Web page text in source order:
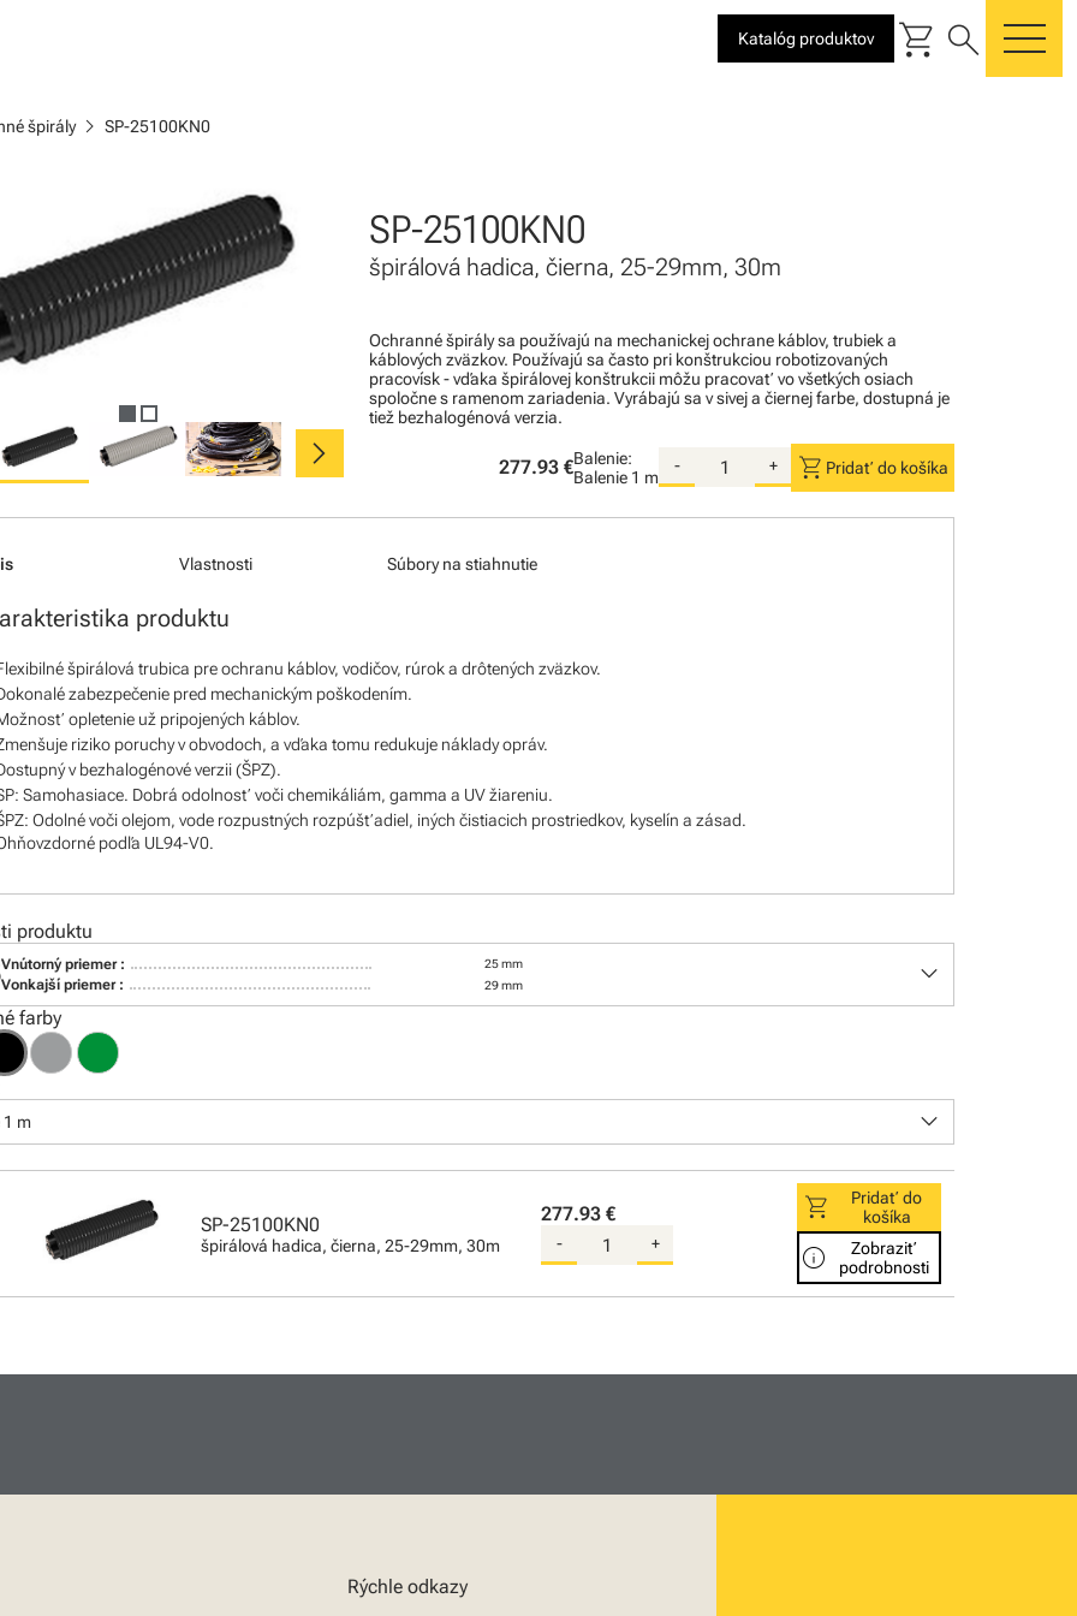
Katalóg produktov shopping_cart search
špirálychevron_right SP-25100KN0
chevron_right
SP-25100KN0
špirálová hadica, čierna, 25-29mm, 30m
Ochranné špirály sa používajú na mechanickej ochrane káblov, trubiek a
káblových zväzkov. Používajú sa často pri konštrukciou robotizovaných
pracovísk - vďaka špirálovej konštrukcii môžu pracovať vo všetkých osiach
spoločne s ramenom zariadenia. Vyrábajú sa v sivej a čiernej farbe, dostupná je
tiež bezhalogénová verzia.
277.93 €Balenie:
Balenie 1 m
- + shopping_cart Pridať do košíka
Vlastnosti Súbory na stiahnutie
produktu
špirálová trubica pre ochranu káblov, vodičov, rúrok a drôtených zväzkov.
zabezpečenie pred mechanickým poškodením.
opletenie už pripojených káblov.
riziko poruchy v obvodoch, a vďaka tomu redukuje náklady opráv.
v bezhalogénové verzii (ŠPZ).
Samohasiace. Dobrá odolnosť voči chemikáliám, gamma a UV žiareniu.
Odolné voči olejom, vode rozpustných rozpúšťadiel, iných čistiacich prostriedkov, kyselín a zásad.
podľa UL94-V0.
produktu
Vnútorný priemer : 25 mm
Vonkajší priemer : 29 mm keyboard_arrow_down
farby
1 m keyboard_arrow_down
SP-25100KN0
špirálová hadica, čierna, 25-29mm, 30m
277.93 €
- +
shopping_cart
Pridať do
košíka
info
Zobraziť
podrobnosti
Rýchle odkazy